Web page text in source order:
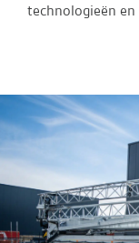
technologieën